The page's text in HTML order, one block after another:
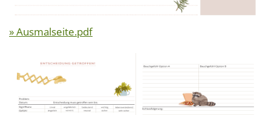
» Ausmalseite.pdf